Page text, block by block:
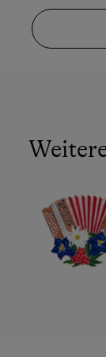
Sanfter